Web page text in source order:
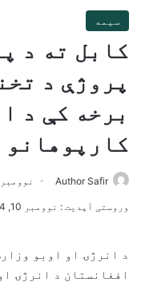
سیمه
کابل ته د
پروژې د
برخه کې د
کارپوهانو
Author Safir نوومبر 10, 2024
وروستی آپدیت : نوومبر 10, 2024
د انرژۍ او اوبو
افغانستان د انرژۍ